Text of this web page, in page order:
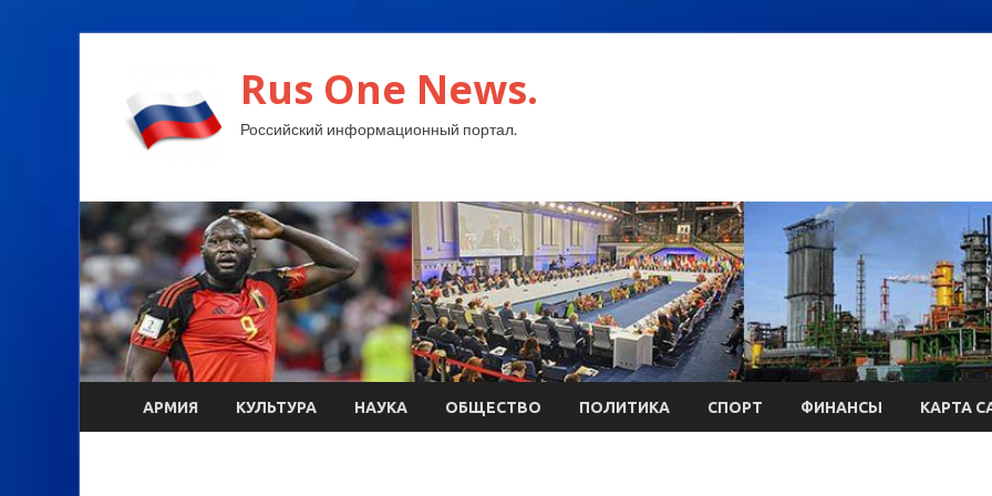
Rus One News.
Российский информационный портал.
АРМИЯ КУЛЬТУРА НАУКА ОБЩЕСТВО ПОЛИТИКА СПОРТ ФИНАНСЫ КАРТА